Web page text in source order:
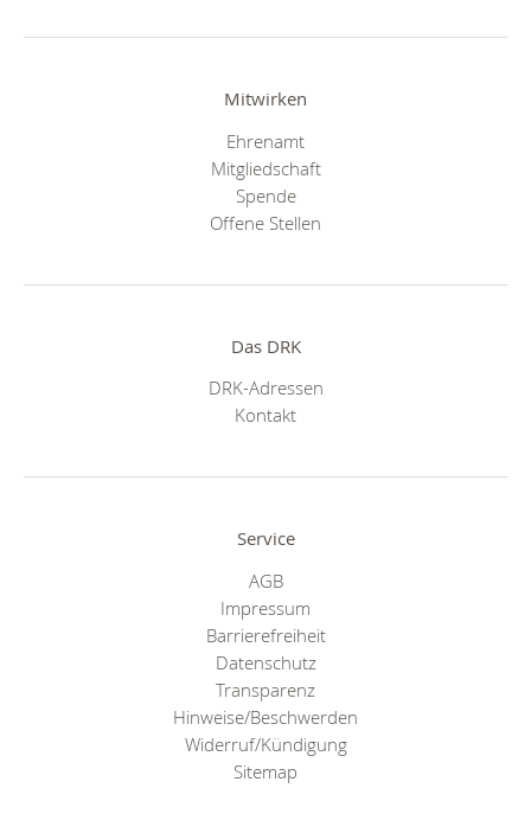
Mitwirken
Ehrenamt
Mitgliedschaft
Spende
Offene Stellen
Das DRK
DRK-Adressen
Kontakt
Service
AGB
Impressum
Barrierefreiheit
Datenschutz
Transparenz
Hinweise/Beschwerden
Widerruf/Kündigung
Sitemap